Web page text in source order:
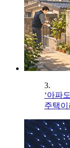
3.
‘아파
주택이